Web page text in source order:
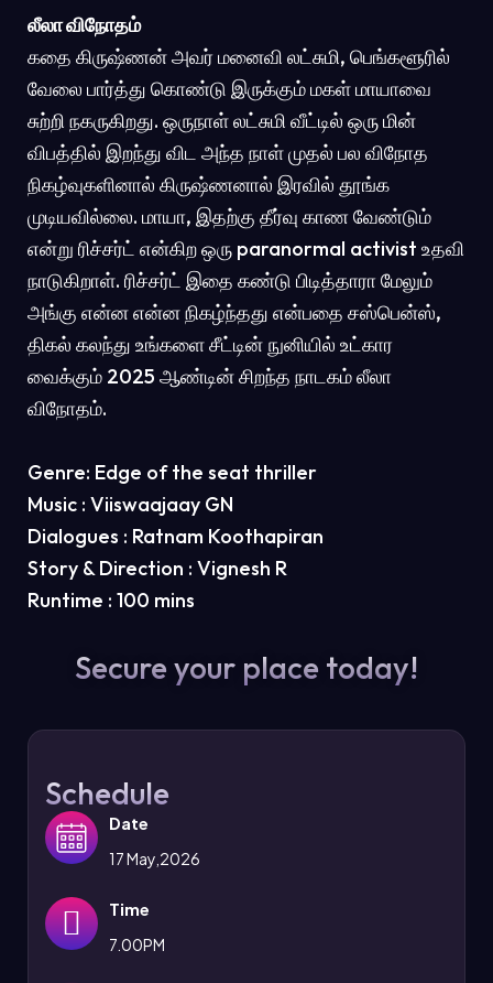
லீலா விநோதம்
கதை கிருஷ்ணன் அவர் மனைவி லட்சுமி, பெங்களூரில்
வேலை பார்த்து கொண்டு இருக்கும் மகள் மாயாவை
சுற்றி நகருகிறது. ஒருநாள் லட்சுமி வீட்டில் ஒரு மின்
விபத்தில் இறந்து விட அந்த நாள் முதல் பல விநோத
நிகழ்வுகளினால் கிருஷ்ணனால் இரவில் தூங்க
முடியவில்லை. மாயா, இதற்கு தீர்வு காண வேண்டும்
என்று ரிச்சர்ட் என்கிற ஒரு paranormal activist உதவி
நாடுகிறாள். ரிச்சர்ட் இதை கண்டு பிடித்தாரா மேலும்
அங்கு என்ன என்ன நிகழ்ந்தது என்பதை சஸ்பென்ஸ்,
திகல் கலந்து உங்களை சீட்டின் நுனியில் உட்கார
வைக்கும் 2025 ஆண்டின் சிறந்த நாடகம் லீலா
விநோதம்.
Genre: Edge of the seat thriller
Music : Viiswaajaay GN
Dialogues : Ratnam Koothapiran
Story & Direction : Vignesh R
Runtime : 100 mins
Secure your place today!
Schedule
Date
17 May,2026
Time
7.00PM